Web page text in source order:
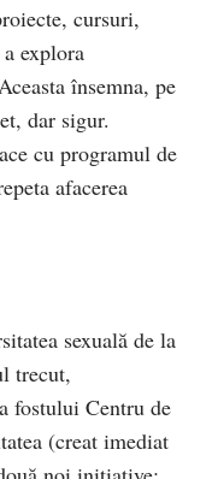
cursuri,
explora
însemna, pe
dar sigur.
cu programul de
afacerea
sexuală de la
trecut,
fostului Centru de
(creat imediat